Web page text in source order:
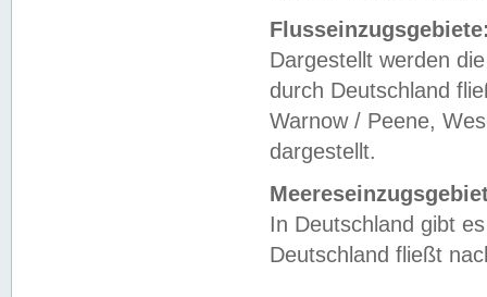
Dargestellt werden
durch Deutschland
Warnow / Peene,
dargestellt.
In Deutschland gibt
Deutschland fließt